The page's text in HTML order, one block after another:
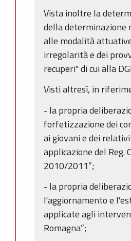
Vista inoltre la
della determinazione
alle modalità
irregolarità e dei
recuperi" di cui alla
Visti altresì, in
- la propria
forfetizzazione dei
ai giovani e dei
applicazione del
2010/2011”;
- la propria
l'aggiornamento e
applicate agli
Romagna”;